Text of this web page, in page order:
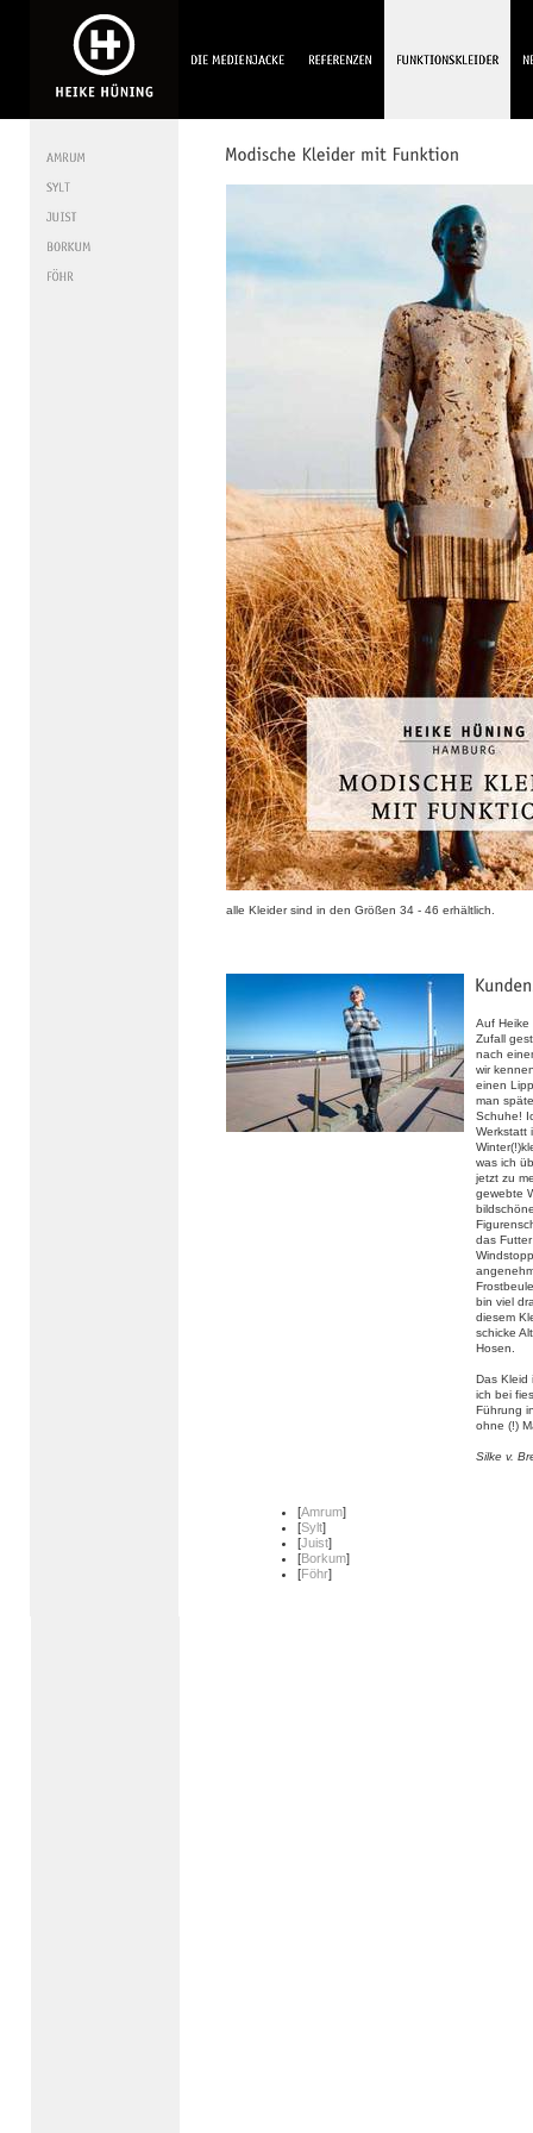
alle Kleider sind in den Größen 34 - 46 erhältlich.
Auf Heike
Zufall
nach
wir
einen
man
Schuhe!
Werkstatt
was ich
jetzt zu
gewebte
das
bin viel
diesem
schicke
Hosen.
Das Kleid
ich bei
Führung
ohne (!)
Silke v.
[Amrum]
[Sylt]
[Juist]
[Borkum]
[Föhr]